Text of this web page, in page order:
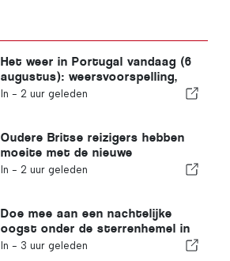
Het weer in Portugal vandaag (6
augustus): weersvoorspelling,
temperaturen en wat je kunt
In - 2 uur geleden
Oudere Britse reizigers hebben
moeite met de nieuwe
vingerafdrukcontroles van de
In - 2 uur geleden
Doe mee aan een nachtelijke
oogst onder de sterrenhemel in
de Alentejo
In - 3 uur geleden